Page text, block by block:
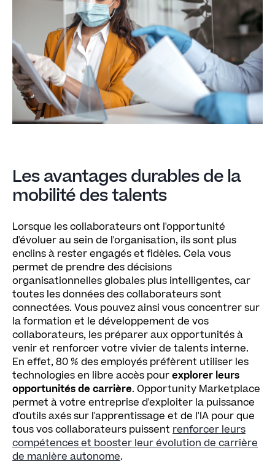
Les avantages durables de la
mobilité des talents
Lorsque les collaborateurs ont l'opportunité
d'évoluer au sein de l'organisation, ils sont plus
enclins à rester engagés et fidèles. Cela vous
permet de prendre des décisions
organisationnelles globales plus intelligentes, car
toutes les données des collaborateurs sont
connectées. Vous pouvez ainsi vous concentrer sur
la formation et le développement de vos
collaborateurs, les préparer aux opportunités à
venir et renforcer votre vivier de talents interne.
En effet, 80 % des employés préfèrent utiliser les
technologies en libre accès pourexplorer leurs
opportunités de carrière. Opportunity Marketplace
permet à votre entreprise d'exploiter la puissance
d'outils axés sur l'apprentissage et de l'IA pour que
tous vos collaborateurs puissent renforcer leurs
compétences et booster leur évolution de carrière
de manière autonome.